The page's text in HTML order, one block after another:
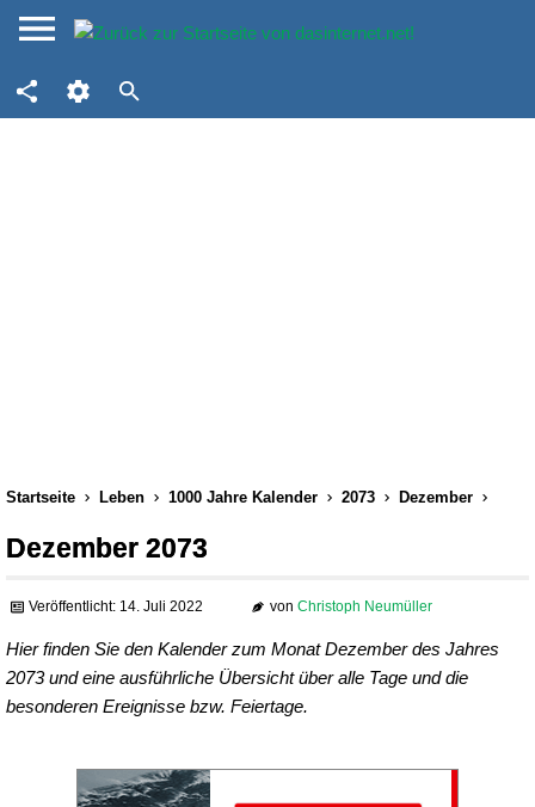
Startseite Leben 1000 Jahre Kalender 2073 Dezember
Dezember 2073
Veröffentlicht: 14. Juli 2022 von Christoph Neumüller
Hier finden Sie den Kalender zum Monat Dezember des Jahres
2073 und eine ausführliche Übersicht über alle Tage und die
besonderen Ereignisse bzw. Feiertage.